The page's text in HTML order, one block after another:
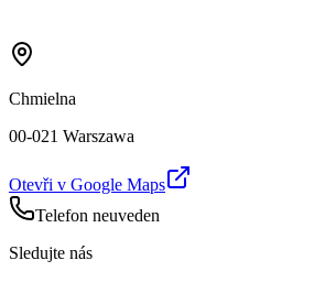
Chmielna
00-021 Warszawa
Otevři v Google Maps
Telefon neuveden
Sledujte nás